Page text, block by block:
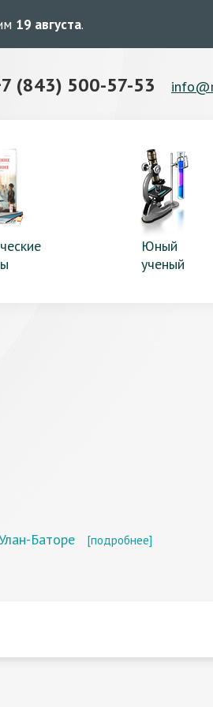
19 августа.
(843) 500-57-53
Юный
ученый
Баторе [подробнее]